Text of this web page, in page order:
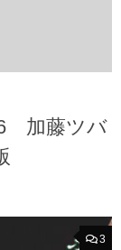
加藤ツバ
3